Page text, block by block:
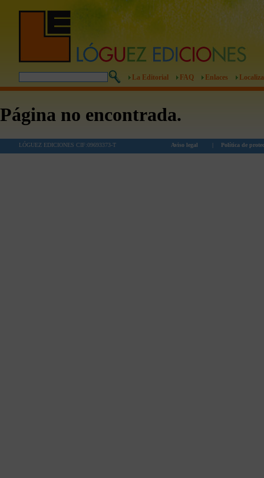
La Editorial FAQ Enlaces
Página no encontrada.
LÓGUEZ EDICIONES CIF:09693373-T Aviso legal | Política de